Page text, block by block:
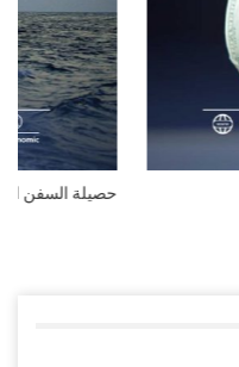
تعرضت لهجمات…